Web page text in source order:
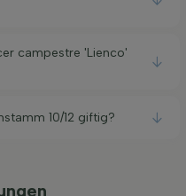
campestre 'Lienco'
10/12 giftig?